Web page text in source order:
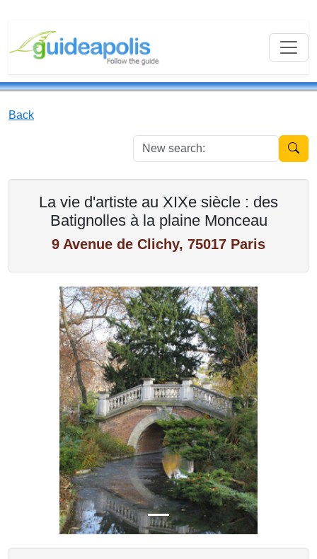
Back
New
La vie d'artiste au XIXe siècle : des
Batignolles à la plaine Monceau
9 Avenue de Clichy, 75017 Paris
Previous